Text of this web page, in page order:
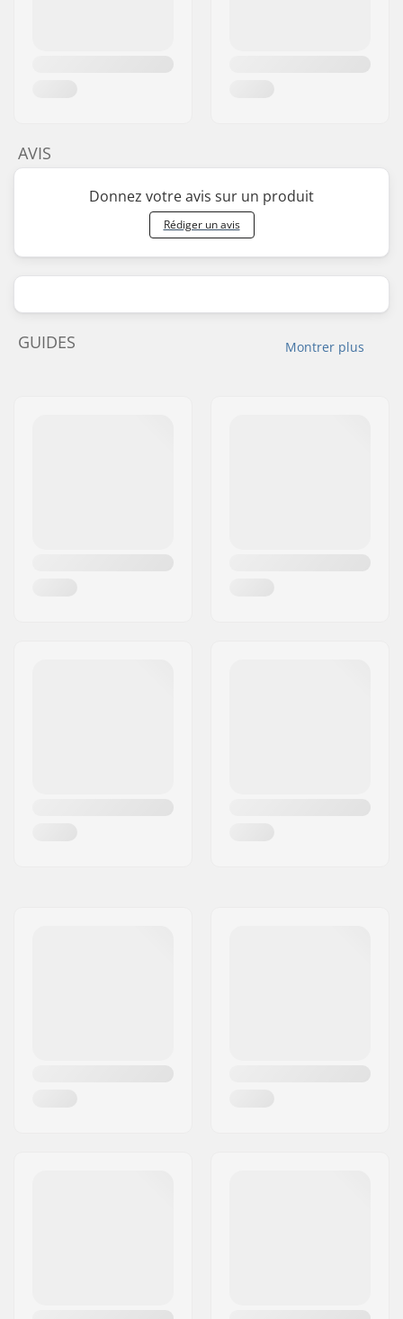
AVIS
Donnez votre avis sur un produit
Rédiger un avis
Montrer plus
GUIDES